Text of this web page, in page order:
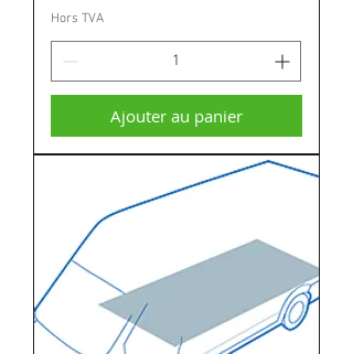
Hors TVA
Ajouter au panier